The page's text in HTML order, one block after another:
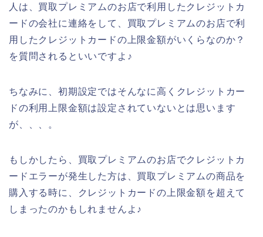
人は、買取プレミアムのお店で利用したクレジットカ
ードの会社に連絡をして、買取プレミアムのお店で利
用したクレジットカードの上限金額がいくらなのか？
を質問されるといいですよ♪
ちなみに、初期設定ではそんなに高くクレジットカー
ドの利用上限金額は設定されていないとは思います
が、、、。
もしかしたら、買取プレミアムのお店でクレジットカ
ードエラーが発生した方は、買取プレミアムの商品を
購入する時に、クレジットカードの上限金額を超えて
しまったのかもしれませんよ♪